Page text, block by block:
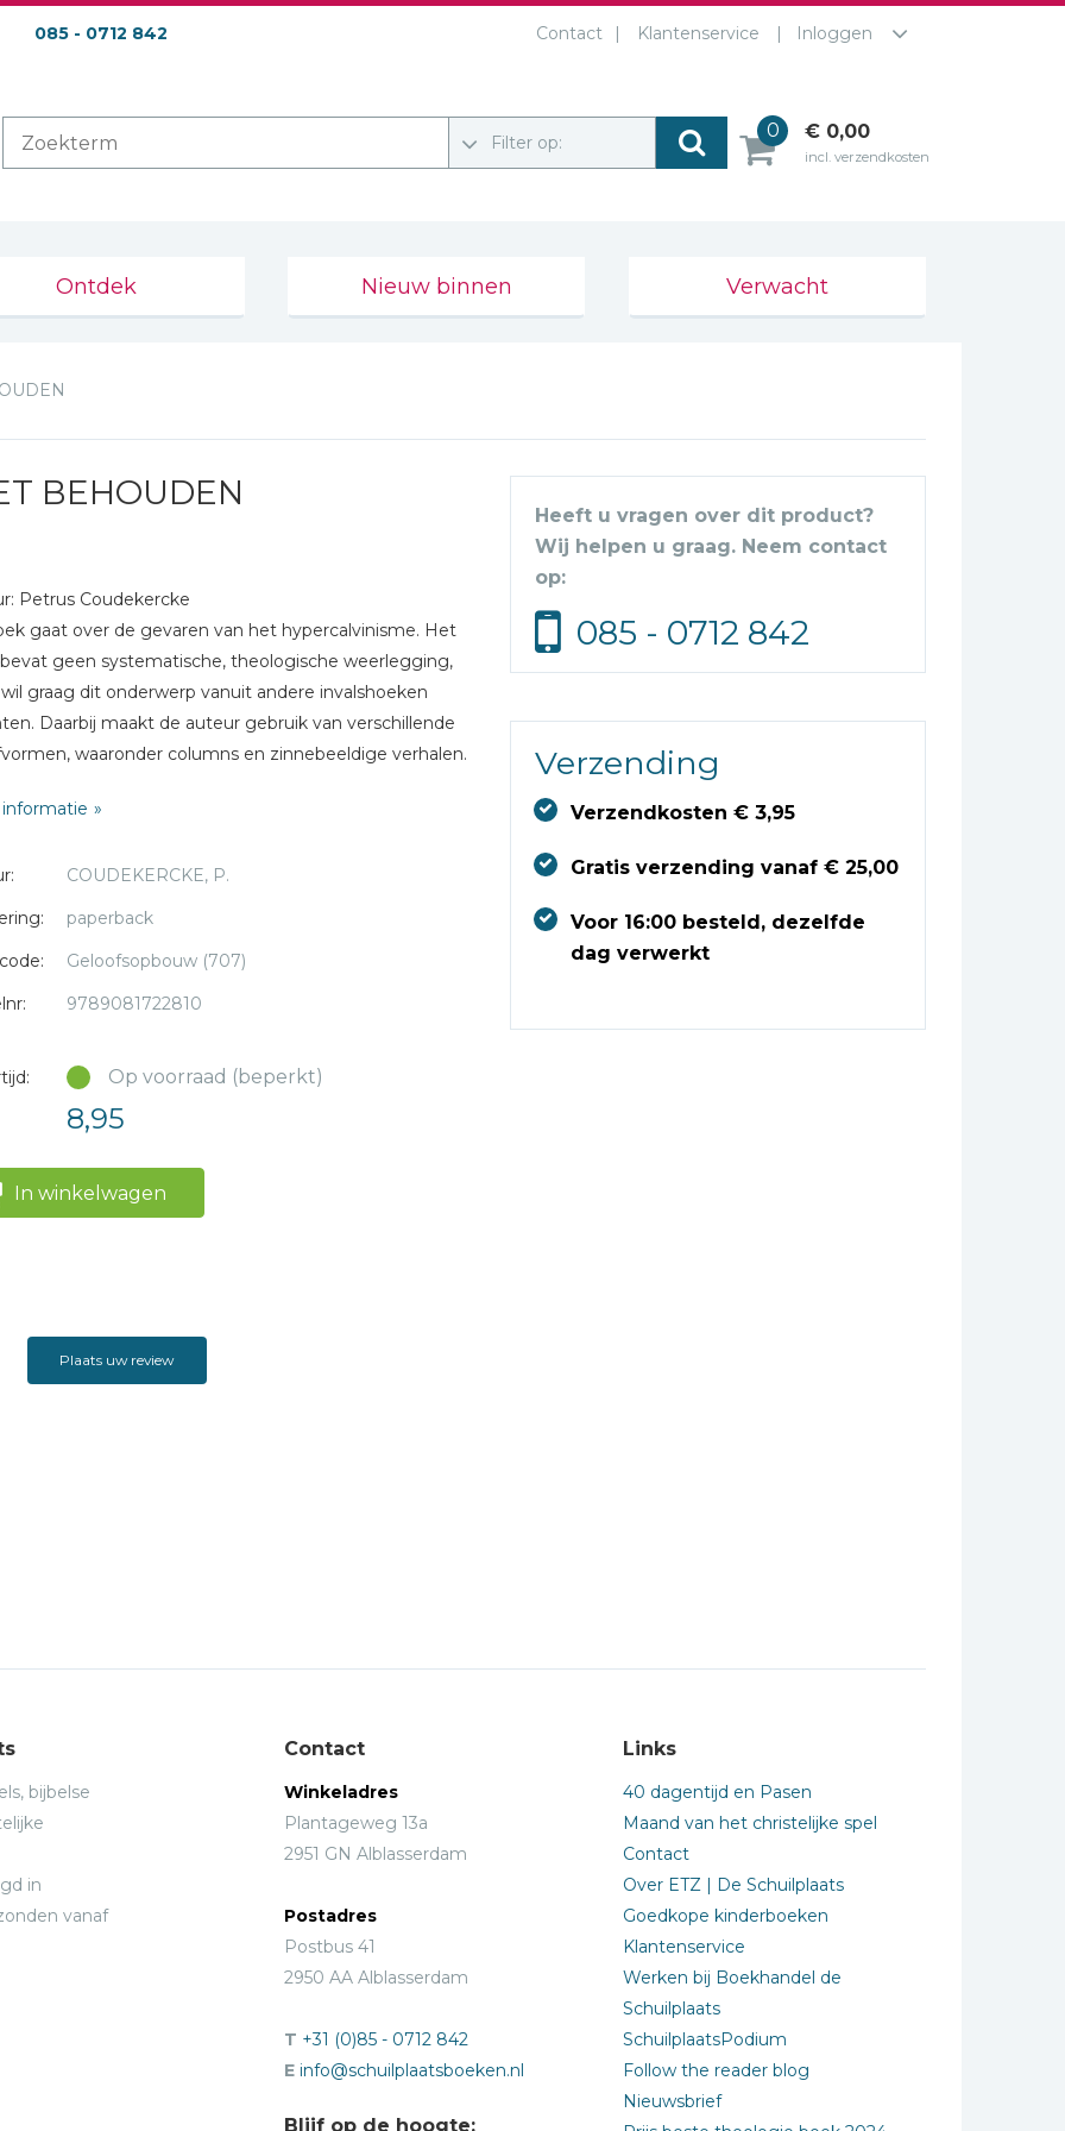
085 - 0712 842 Contact Klantenservice Inloggen
Filter op:
0 € 0,00
incl. verzendkosten
Ontdek Nieuw binnen Verwacht
BEHOUDEN
Petrus Coudekercke
gaat over de gevaren van het hypercalvinisme. Het
geen systematische, theologische weerlegging,
graag dit onderwerp vanuit andere invalshoeken
Daarbij maakt de auteur gebruik van verschillende
waaronder columns en zinnebeeldige verhalen.
laten schijnen. De rode draad in al deze teksten
denkkader voor de prediking en toehoorders.
ons gebed dat God dit boek zal gebruiken om
dat de Waarheid niet in de eerste plaats een leer is,
Persoon: Jezus Christus, de Weg, de Waarheid en
COUDEKERCKE, P.
paperback
Geloofsopbouw (707)
9789081722810
Op voorraad (beperkt)
8,95
In winkelwagen
Heeft u vragen over dit product?
Wij helpen u graag. Neem contact
op:
085 - 0712 842
Verzending
Verzendkosten € 3,95
Gratis verzending vanaf € 25,00
Voor 16:00 besteld, dezelfde
dag verwerkt
Plaats uw review
bijbelse
in
vanaf
Contact
Winkeladres
Plantageweg 13a
2951 GN Alblasserdam
Postadres
Postbus 41
2950 AA Alblasserdam
T +31 (0)85 - 0712 842
E info@schuilplaatsboeken.nl
Blijf op de hoogte:
Links
40 dagentijd en Pasen
Maand van het christelijke spel
Contact
Over ETZ | De Schuilplaats
Goedkope kinderboeken
Klantenservice
Werken bij Boekhandel de
Schuilplaats
SchuilplaatsPodium
Follow the reader blog
Nieuwsbrief